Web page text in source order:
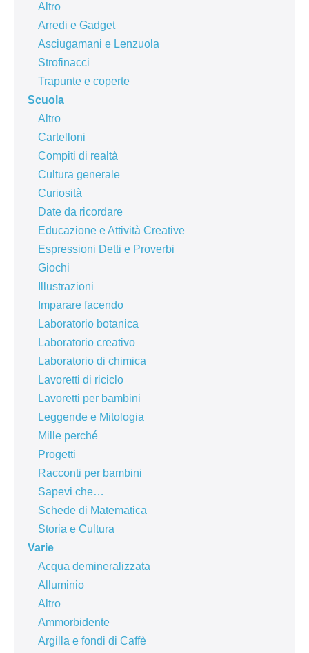
Altro
Arredi e Gadget
Asciugamani e Lenzuola
Strofinacci
Trapunte e coperte
Scuola
Altro
Cartelloni
Compiti di realtà
Cultura generale
Curiosità
Date da ricordare
Educazione e Attività Creative
Espressioni Detti e Proverbi
Giochi
Illustrazioni
Imparare facendo
Laboratorio botanica
Laboratorio creativo
Laboratorio di chimica
Lavoretti di riciclo
Lavoretti per bambini
Leggende e Mitologia
Mille perché
Progetti
Racconti per bambini
Sapevi che…
Schede di Matematica
Storia e Cultura
Varie
Acqua demineralizzata
Alluminio
Altro
Ammorbidente
Argilla e fondi di Caffè